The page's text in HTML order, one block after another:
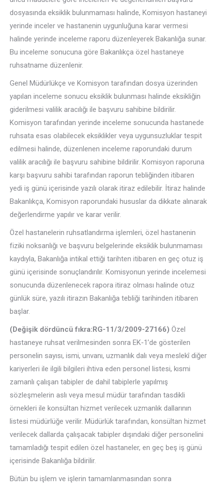
dosyasında eksiklik bulunmaması halinde, Komisyon hastaneyi
yerinde inceler ve hastanenin uygunluğuna karar vermesi
halinde yerinde inceleme raporu düzenleyerek Bakanlığa sunar.
Bu inceleme sonucuna göre Bakanlıkça özel hastaneye
ruhsatname düzenlenir.
Genel Müdürlükçe ve Komisyon tarafından dosya üzerinden
yapılan inceleme sonucu eksiklik bulunması halinde eksikliğin
giderilmesi valilik aracılığı ile başvuru sahibine bildirilir.
Komisyon tarafından yerinde inceleme sonucunda hastanede
ruhsata esas olabilecek eksiklikler veya uygunsuzluklar tespit
edilmesi halinde, düzenlenen inceleme raporundaki durum
valilik aracılığı ile başvuru sahibine bildirilir. Komisyon raporuna
karşı başvuru sahibi tarafından raporun tebliğinden itibaren
yedi iş günü içerisinde yazılı olarak itiraz edilebilir. İtiraz halinde
Bakanlıkça, Komisyon raporundaki hususlar da dikkate alınarak
değerlendirme yapılır ve karar verilir.
Özel hastanelerin ruhsatlandırma işlemleri, özel hastanenin
fiziki noksanlığı ve başvuru belgelerinde eksiklik bulunmaması
kaydıyla, Bakanlığa intikal ettiği tarihten itibaren en geç otuz iş
günü içerisinde sonuçlandırılır. Komisyonun yerinde incelemesi
sonucunda düzenlenecek rapora itiraz olması halinde otuz
günlük süre, yazılı itirazın Bakanlığa tebliği tarihinden itibaren
başlar.
(Değişik dördüncü fıkra:RG-11/3/2009-27166) Özel
hastaneye ruhsat verilmesinden sonra EK-1’de gösterilen
personelin sayısı, ismi, unvanı, uzmanlık dalı veya meslekî diğer
kariyerleri ile ilgili bilgileri ihtiva eden personel listesi, kısmi
zamanlı çalışan tabipler de dahil tabiplerle yapılmış
sözleşmelerin aslı veya mesul müdür tarafından tasdikli
örnekleri ile konsültan hizmet verilecek uzmanlık dallarının
listesi müdürlüğe verilir. Müdürlük tarafından, konsültan hizmet
verilecek dallarda çalışacak tabipler dışındaki diğer personelini
tamamladığı tespit edilen özel hastaneler, en geç beş iş günü
içerisinde Bakanlığa bildirilir.
Bütün bu işlem ve işlerin tamamlanmasından sonra